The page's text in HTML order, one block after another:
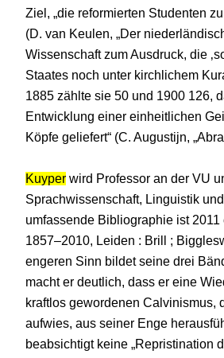
Ziel, „die reformierten Studenten
(D. van Keulen, „Der
Wissenschaft zum Ausdruck, die
Staates noch unter kirchlichem
1885 zählte sie 50 und 1900 126,
Entwicklung einer einheitlichen
Köpfe geliefert“ (C. Augustijn,
Kuyper wird Professor an der VU
Sprachwissenschaft, Linguistik
umfassende Bibliographie ist
1857–2010, Leiden : Brill ;
engeren Sinn bildet seine drei
macht er deutlich, dass er eine
kraftlos gewordenen Calvinismus,
aufwies, aus seiner Enge
beabsichtigt keine „Repristination